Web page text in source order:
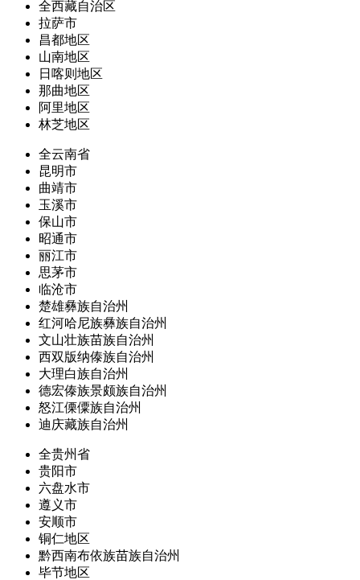
全西藏自治区
拉萨市
昌都地区
山南地区
日喀则地区
那曲地区
阿里地区
林芝地区
全云南省
昆明市
曲靖市
玉溪市
保山市
昭通市
丽江市
思茅市
临沧市
楚雄彝族自治州
红河哈尼族彝族自治州
文山壮族苗族自治州
西双版纳傣族自治州
大理白族自治州
德宏傣族景颇族自治州
怒江傈僳族自治州
迪庆藏族自治州
全贵州省
贵阳市
六盘水市
遵义市
安顺市
铜仁地区
黔西南布依族苗族自治州
毕节地区